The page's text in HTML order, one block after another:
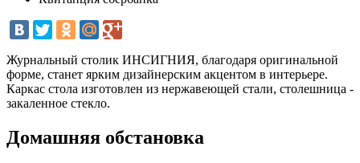
Журнальный столик ИНСИГНИЯ, благодаря оригинальной
форме, станет ярким дизайнерским акцентом в интерьере.
Каркас стола изготовлен из нержавеющей стали, столешница -
закаленное стекло.
Домашняя обстановка